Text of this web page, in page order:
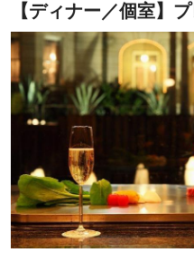
【ディナー／個室】